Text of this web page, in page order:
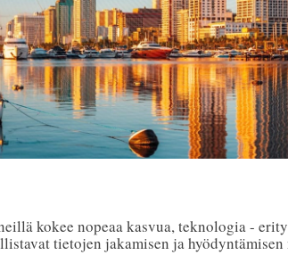
kokee nopeaa kasvua, teknologia -
tietojen jakamisen ja